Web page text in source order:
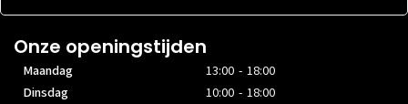
Onze openingstijden
Maandag
13:00 - 18:00
Dinsdag
10:00 - 18:00